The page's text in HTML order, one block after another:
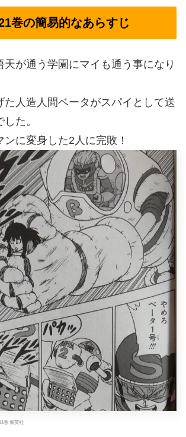
巻の簡易的なあらすじ
天が通う学園にマイも通う事になり
た人造人間ベータがスパイとして送
た。
に変身した2人に完敗！
巻 集英社